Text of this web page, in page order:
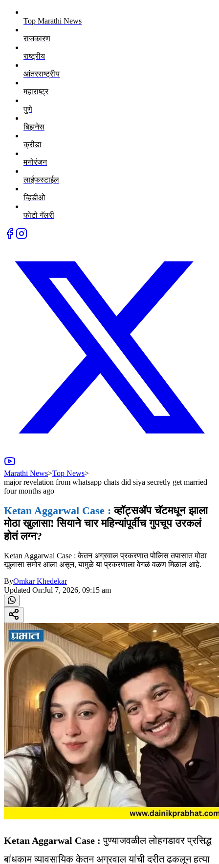
Top Marathi News
राजकारण
राष्ट्रीय
आंतरराष्ट्रीय
महाराष्ट्र
पुणे
बिझनेस
क्रीडा
मनोरंजन
लाईफस्टाईल
व्हिडीओ
फोटो गॅलरी
Marathi News>Top News>
major revelation from whatsapp chats did siya secretly get married
four months ago
Ketan Aggarwal Case : व्हॉट्सॲप चॅटमधून झाला
मोठा खुलासा! सियाने चार महिन्यांपूर्वीच गुपचूप उरकलं
होतं लग्न?
Ketan Aggarwal Case : केतन अग्रवाल प्रकरणात पोलिस तपासात मोठा
खुलासा समोर आला असून, यामुळे या प्रकरणाला वेगळं वळण मिळालं आहे.
ByOmkar Khedekar
Updated On:Jul 7, 2026, 09:15 am
Ketan Aggarwal Case : पुण्याजवळील लोहगडावर प्रसिद्ध
बांधकाम व्यावसायिक केतन अग्रवाल यांची दरीत ढकलून हत्या